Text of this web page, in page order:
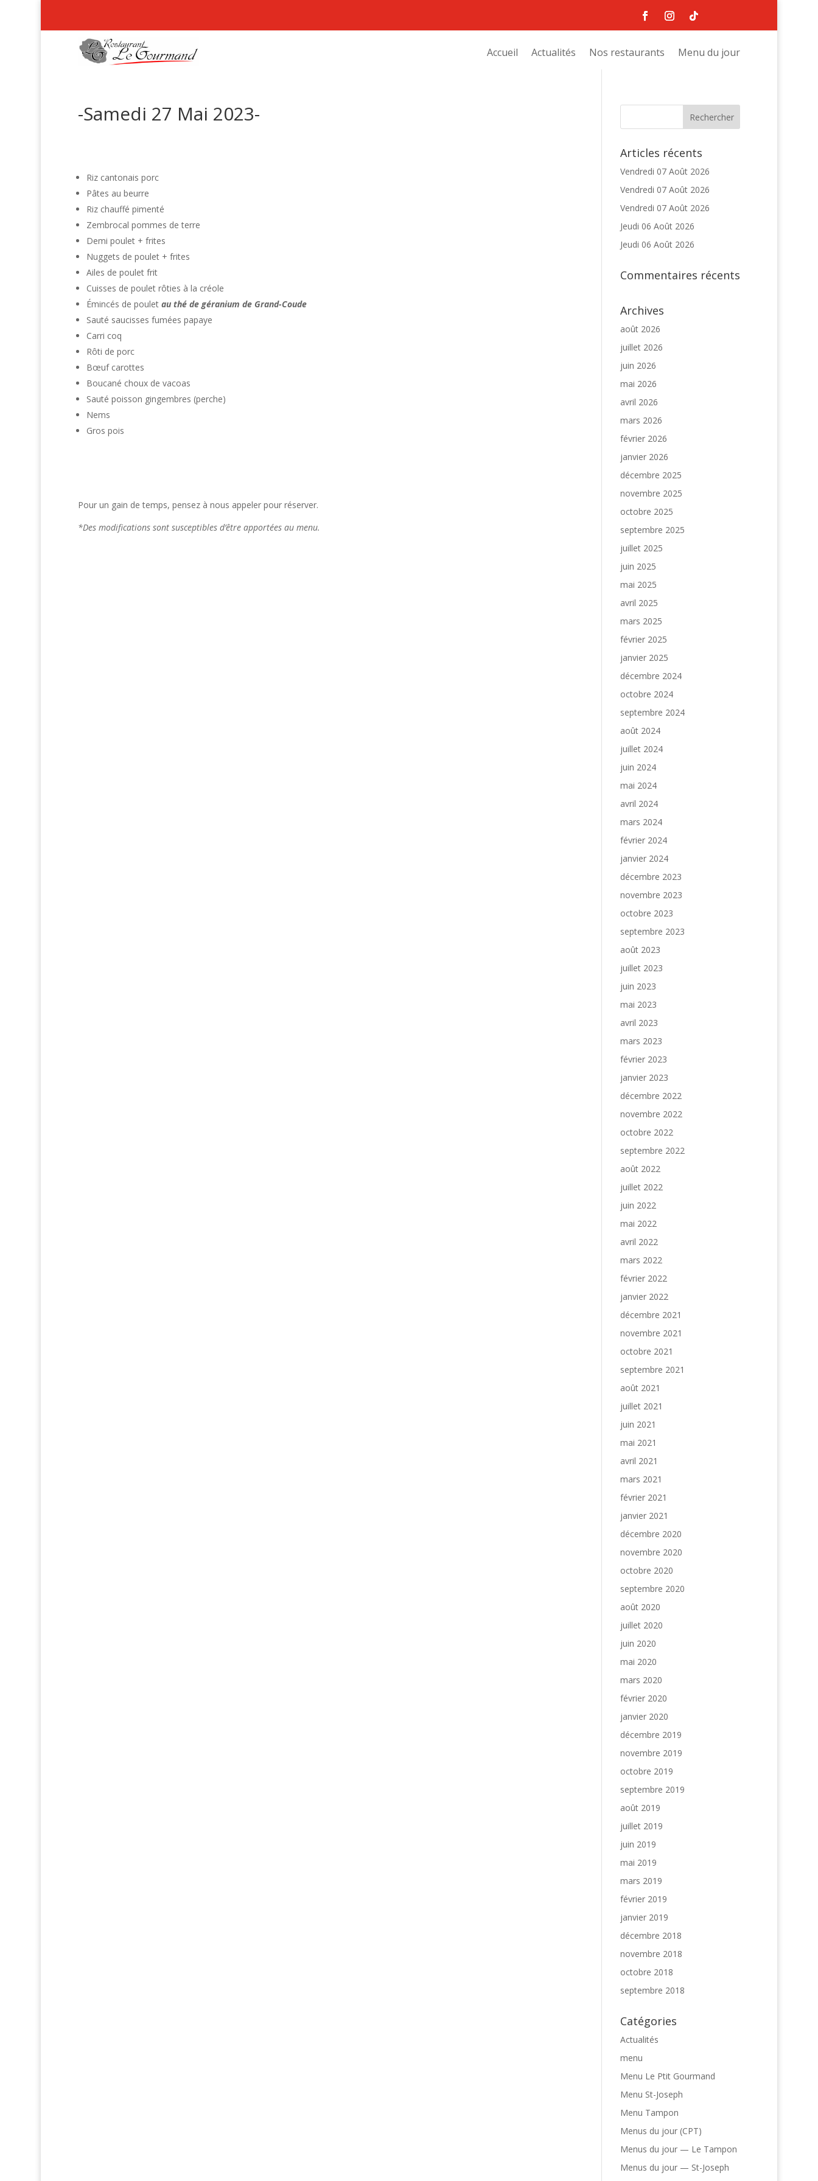
Accueil Actualités Nos restaurants Menu du jour
-Samedi 27 Mai 2023-
Riz cantonais porc
Pâtes au beurre
Riz chauffé pimenté
Zembrocal pommes de terre
Demi poulet + frites
Nuggets de poulet + frites
Ailes de poulet frit
Cuisses de poulet rôties à la créole
Émincés de poulet au thé de géranium de Grand-Coude
Sauté saucisses fumées papaye
Carri coq
Rôti de porc
Bœuf carottes
Boucané choux de vacoas
Sauté poisson gingembres (perche)
Nems
Gros pois
Pour un gain de temps, pensez à nous appeler pour réserver.
*Des modifications sont susceptibles d’être apportées au menu.
Articles récents
Vendredi 07 Août 2026
Vendredi 07 Août 2026
Vendredi 07 Août 2026
Jeudi 06 Août 2026
Jeudi 06 Août 2026
Commentaires récents
Archives
août 2026
juillet 2026
juin 2026
mai 2026
avril 2026
mars 2026
février 2026
janvier 2026
décembre 2025
novembre 2025
octobre 2025
septembre 2025
juillet 2025
juin 2025
mai 2025
avril 2025
mars 2025
février 2025
janvier 2025
décembre 2024
octobre 2024
septembre 2024
août 2024
juillet 2024
juin 2024
mai 2024
avril 2024
mars 2024
février 2024
janvier 2024
décembre 2023
novembre 2023
octobre 2023
septembre 2023
août 2023
juillet 2023
juin 2023
mai 2023
avril 2023
mars 2023
février 2023
janvier 2023
décembre 2022
novembre 2022
octobre 2022
septembre 2022
août 2022
juillet 2022
juin 2022
mai 2022
avril 2022
mars 2022
février 2022
janvier 2022
décembre 2021
novembre 2021
octobre 2021
septembre 2021
août 2021
juillet 2021
juin 2021
mai 2021
avril 2021
mars 2021
février 2021
janvier 2021
décembre 2020
novembre 2020
octobre 2020
septembre 2020
août 2020
juillet 2020
juin 2020
mai 2020
mars 2020
février 2020
janvier 2020
décembre 2019
novembre 2019
octobre 2019
septembre 2019
août 2019
juillet 2019
juin 2019
mai 2019
mars 2019
février 2019
janvier 2019
décembre 2018
novembre 2018
octobre 2018
septembre 2018
Catégories
Actualités
menu
Menu Le Ptit Gourmand
Menu St-Joseph
Menu Tampon
Menus du jour (CPT)
Menus du jour — Le Tampon
Menus du jour — St-Joseph